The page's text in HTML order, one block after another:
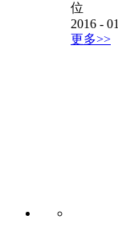
位
2016 - 01
更多>>